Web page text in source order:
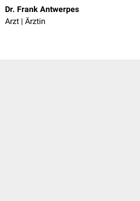
Dr. Frank Antwerpes
Arzt | Ärztin